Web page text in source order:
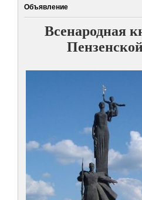
Объявление
Всенародная